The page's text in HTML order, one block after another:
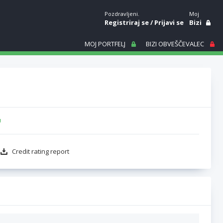
Pozdravljeni.
Registriraj se/Prijavi se
Moj
Bizi
MOJ PORTFELJ BIZI OBVEŠČEVALEC
Credit rating report